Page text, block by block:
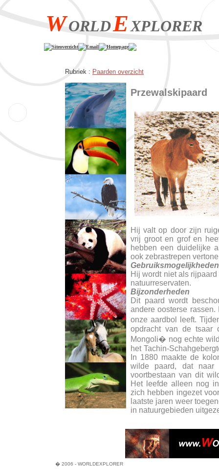
WORLDEXPLORER
Siteoverzicht Email Homepage
Rubriek : Paarden overzicht
Przewalskipaard
Hij valt op door zijn
vrij groot en grof en
hebben een duidelijke
ook zebrastrepen
Gebruiksmogelijkheden
Hij wordt niet als
natuurreservaten.
Bijzonderheden
Dit paard wordt
andere oosterse
onze aardbol leeft.
opdracht van de tsaar
Mongoli� nog echte
het Tachin-
In 1880 maakte de
wilde paard, dat
voortbestaan van dit
Het leefde alleen nog
zich hebben ingezet
laatste jaren weer
in natuurgebieden
� 2006 - WORLDEXPLORER